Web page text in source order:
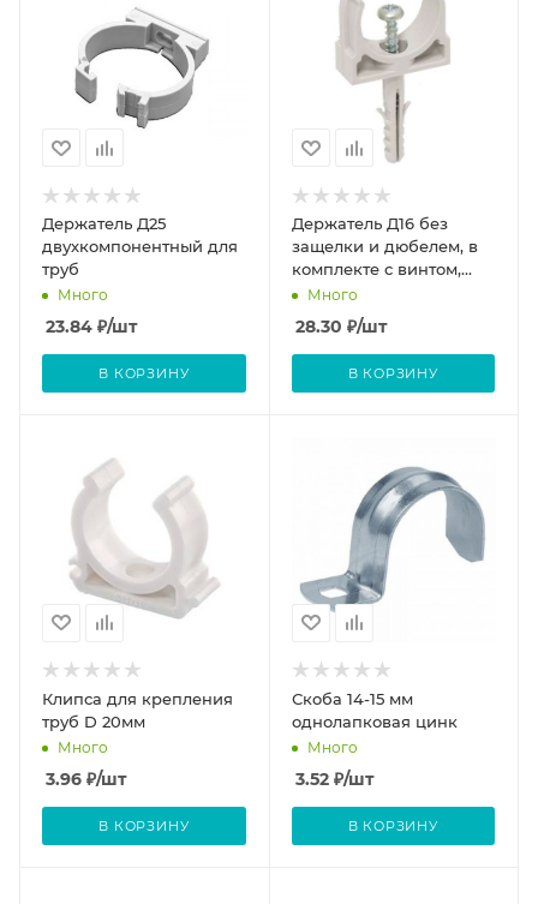
Держатель Д25
двухкомпонентный для
труб
Много
23.84 ₽/шт
В КОРЗИНУ
Держатель Д16 без
защелки и дюбелем, в
комплекте с винтом,
нейлон
Много
28.30 ₽/шт
В КОРЗИНУ
Клипса для крепления
труб D 20мм
Много
3.96 ₽/шт
В КОРЗИНУ
Скоба 14-15 мм
однолапковая цинк
Много
3.52₽/шт
В КОРЗИНУ